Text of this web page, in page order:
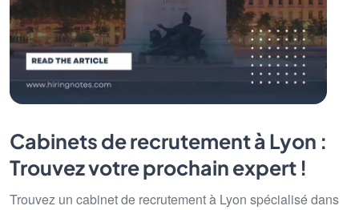
Cabinets de recrutement à Lyon :
Trouvez votre prochain expert !
Trouvez un cabinet de recrutement à Lyon spécialisé dans